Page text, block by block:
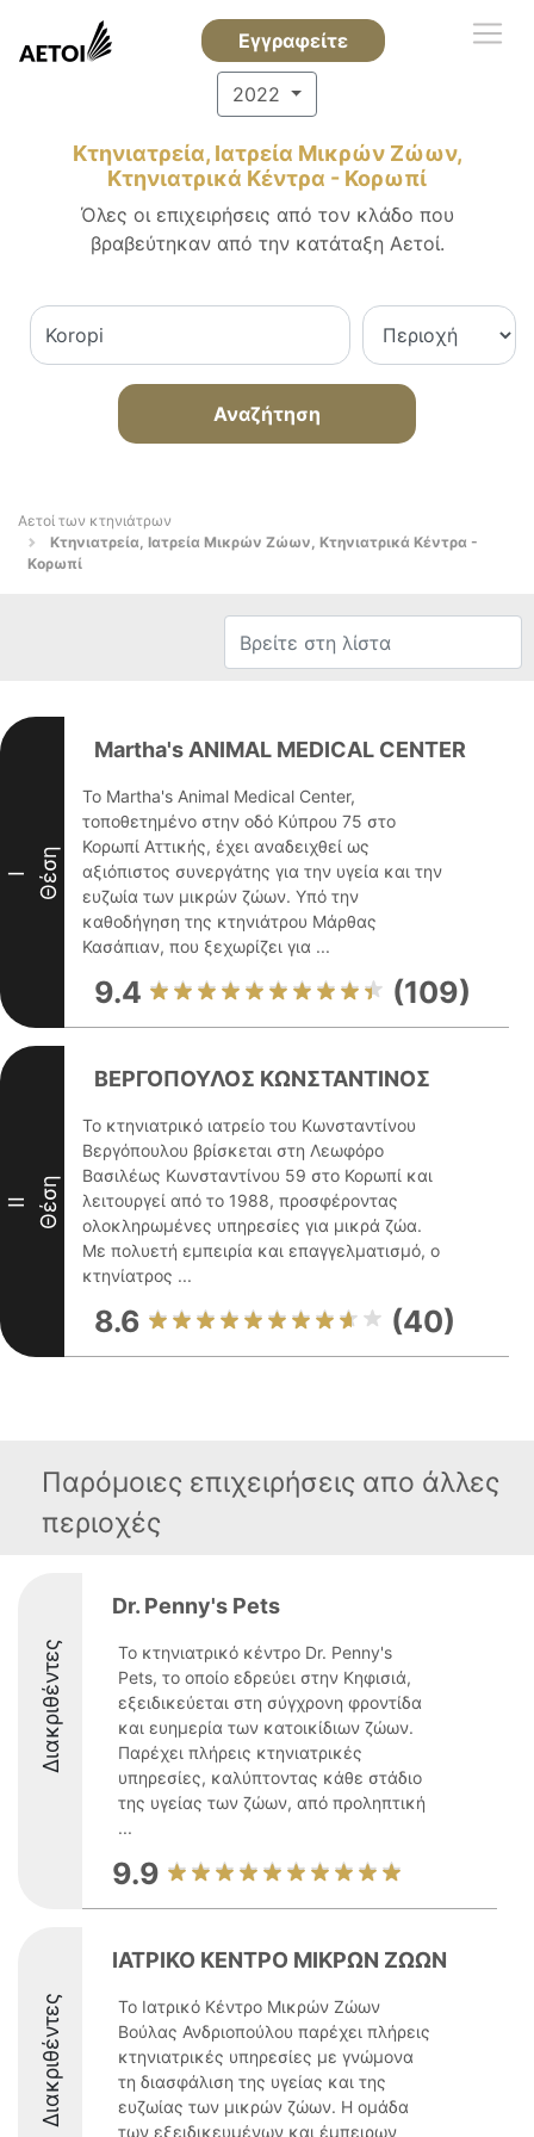
Εγγραφείτε
2022
Κτηνιατρεία, Ιατρεία Μικρών Ζώων,
Κτηνιατρικά Κέντρα - Κορωπί
Όλες οι επιχειρήσεις από τον κλάδο που
βραβεύτηκαν από την κατάταξη Αετοί.
Αναζήτηση
Αετοί των κτηνιάτρων
Κτηνιατρεία, Ιατρεία Μικρών Ζώων, Κτηνιατρικά Κέντρα -
Κορωπί
I Θέση
Martha's ANIMAL MEDICAL CENTER
Το Martha's Animal Medical Center,
τοποθετημένο στην οδό Κύπρου 75 στο
Κορωπί Αττικής, έχει αναδειχθεί ως
αξιόπιστος συνεργάτης για την υγεία και την
ευζωία των μικρών ζώων. Υπό την
καθοδήγηση της κτηνιάτρου Μάρθας
Κασάπιαν, που ξεχωρίζει για ...
9.4 (109)
II Θέση
ΒΕΡΓΟΠΟΥΛΟΣ ΚΩΝΣΤΑΝΤΙΝΟΣ
Το κτηνιατρικό ιατρείο του Κωνσταντίνου
Βεργόπουλου βρίσκεται στη Λεωφόρο
Βασιλέως Κωνσταντίνου 59 στο Κορωπί και
λειτουργεί από το 1988, προσφέροντας
ολοκληρωμένες υπηρεσίες για μικρά ζώα.
Με πολυετή εμπειρία και επαγγελματισμό, ο
κτηνίατρος ...
8.6 (40)
Παρόμοιες επιχειρήσεις απο άλλες
περιοχές
Διακριθέντες
Dr. Penny's Pets
Το κτηνιατρικό κέντρο Dr. Penny's
Pets, το οποίο εδρεύει στην Κηφισιά,
εξειδικεύεται στη σύγχρονη φροντίδα
και ευημερία των κατοικίδιων ζώων.
Παρέχει πλήρεις κτηνιατρικές
υπηρεσίες, καλύπτοντας κάθε στάδιο
της υγείας των ζώων, από προληπτική
...
9.9
Διακριθέντες
IATPIKO KENTPO MIKPΩN ZΩΩN
Το Ιατρικό Κέντρο Μικρών Ζώων
Βούλας Ανδριοπούλου παρέχει πλήρεις
κτηνιατρικές υπηρεσίες με γνώμονα
τη διασφάλιση της υγείας και της
ευζωίας των μικρών ζώων. Η ομάδα
των εξειδικευμένων και έμπειρων